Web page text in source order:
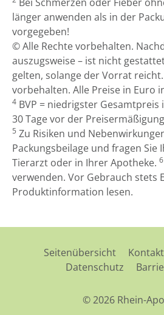
länger anwenden als in der
vorgegeben!
© Alle Rechte vorbehalten.
auszugsweise – ist nicht
gelten, solange der Vorrat
vorbehalten. Alle Preise in Euro
4 BVP = niedrigster
30 Tage vor der Preisermäßigung
5 Zu Risiken und
Packungsbeilage und fragen Sie
Tierarzt oder in Ihrer Apotheke. 6
verwenden. Vor Gebrauch stets
Produktinformation lesen.
Seitenübersicht Kontakt
Datenschutz
© 2026 Rhein-